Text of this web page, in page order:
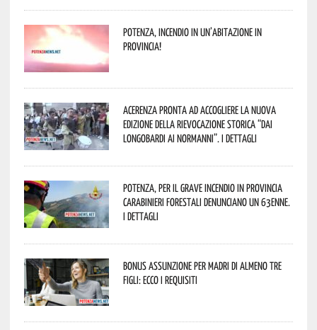
Potenza, incendio in un’abitazione in
provincia!
Acerenza pronta ad accogliere la nuova
edizione della rievocazione storica “Dai
Longobardi ai Normanni”. I dettagli
Potenza, per il grave incendio in Provincia
Carabinieri forestali denunciano un 63enne.
I dettagli
Bonus assunzione per madri di almeno tre
figli: ecco i requisiti